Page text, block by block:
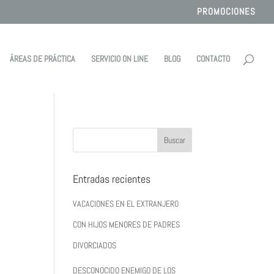
PROMOCIONES
ÁREAS DE PRÁCTICA SERVICIO ON LINE BLOG CONTACTO
Entradas recientes
VACACIONES EN EL EXTRANJERO
CON HIJOS MENORES DE PADRES
DIVORCIADOS
DESCONOCIDO ENEMIGO DE LOS